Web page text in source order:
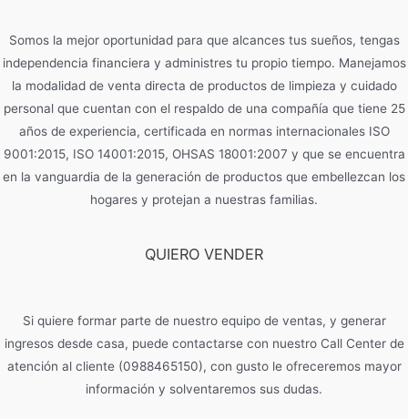
Somos la mejor oportunidad para que alcances tus sueños, tengas
independencia financiera y administres tu propio tiempo. Manejamos
la modalidad de venta directa de productos de limpieza y cuidado
personal que cuentan con el respaldo de una compañía que tiene 25
años de experiencia, certificada en normas internacionales ISO
9001:2015, ISO 14001:2015, OHSAS 18001:2007 y que se encuentra
en la vanguardia de la generación de productos que embellezcan los
hogares y protejan a nuestras familias.
QUIERO VENDER
Si quiere formar parte de nuestro equipo de ventas, y generar
ingresos desde casa, puede contactarse con nuestro Call Center de
atención al cliente (0988465150), con gusto le ofreceremos mayor
información y solventaremos sus dudas.